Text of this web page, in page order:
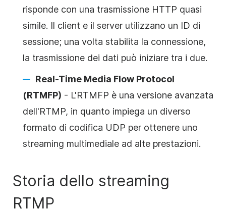
risponde con una trasmissione HTTP quasi
simile. Il client e il server utilizzano un ID di
sessione; una volta stabilita la connessione,
la trasmissione dei dati può iniziare tra i due.
Real-Time Media Flow Protocol
(RTMFP) - L'RTMFP è una versione avanzata
dell'RTMP, in quanto impiega un diverso
formato di codifica UDP per ottenere uno
streaming multimediale ad alte prestazioni.
Storia dello streaming
RTMP